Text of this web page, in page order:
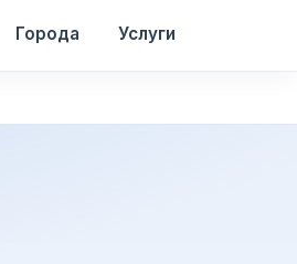
Города Услуги